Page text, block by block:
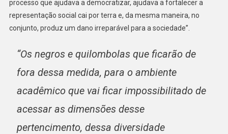
processo que ajudava a democratizar, ajudava a fortalecer a
representação social cai por terra e, da mesma maneira, no
conjunto, produz um dano irreparável para a sociedade”.
“Os negros e quilombolas que ficarão de
fora dessa medida, para o ambiente
acadêmico que vai ficar impossibilitado de
acessar as dimensões desse
pertencimento, dessa diversidade